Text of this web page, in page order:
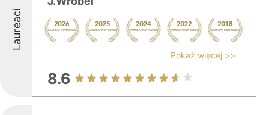
Laureaci
Pokaż więcej >>
8.6